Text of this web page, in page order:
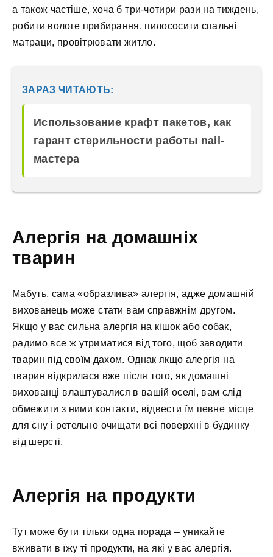
а також частіше, хоча б три-чотири рази на тиждень,
робити вологе прибирання, пилососити спальні
матраци, провітрювати житло.
ЗАРАЗ ЧИТАЮТЬ:
Использование крафт пакетов, как
гарант стерильности работы nail-
мастера
Алергія на домашніх
тварин
Мабуть, сама «образлива» алергія, адже домашній
вихованець може стати вам справжнім другом.
Якщо у вас сильна алергія на кішок або собак,
радимо все ж утриматися від того, щоб заводити
тварин під своїм дахом. Однак якщо алергія на
тварин відкрилася вже після того, як домашні
вихованці влаштувалися в вашій оселі, вам слід
обмежити з ними контакти, відвести їм певне місце
для сну і ретельно очищати всі поверхні в будинку
від шерсті.
Алергія на продукти
Тут може бути тільки одна порада – уникайте
вживати в їжу ті продукти, на які у вас алергія.